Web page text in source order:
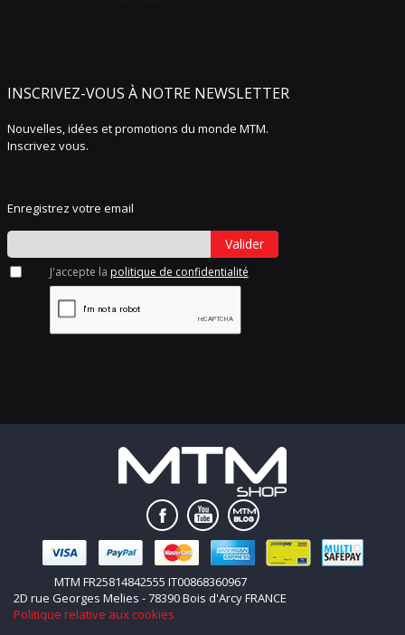
INSCRIVEZ-VOUS À NOTRE NEWSLETTER
Nouvelles, idées et promotions du monde MTM.
Inscrivez vous.
Enregistrez votre email
Valider
J'accepte la politique de confidentialité
MTM FR25814842555 IT00868360967
2D rue Georges Melies - 78390 Bois d'Arcy FRANCE
Politique relative aux cookies